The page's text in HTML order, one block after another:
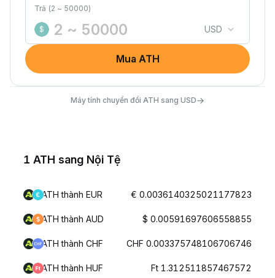
Trả (2 ~ 50000)
$ USD
Mua ATH
Máy tính chuyển đổi ATH sang USD→
1 ATH sang Nội Tệ
ATH thành EUR € 0.0036140325021177823
ATH thành AUD $ 0.00591697606558855
ATH thành CHF CHF 0.003375748106706746
ATH thành HUF Ft 1.312511857467572